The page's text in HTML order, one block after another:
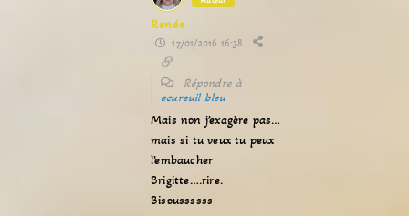
Renée
17/01/2016 16:38
Répondre à
ecureuil bleu
Mais non j’exagère pas…
mais si tu veux tu peux
l’embaucher
Brigitte….rire.
Bisoussssss